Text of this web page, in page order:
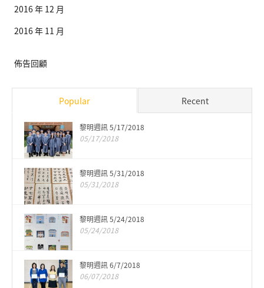
2016 年 12 月
2016 年 11 月
佈告回顧
Popular Recent
黎明週訊 5/17/2018
05/17/2018
黎明週訊 5/31/2018
05/31/2018
黎明週訊 5/24/2018
05/24/2018
黎明週訊 6/7/2018
06/07/2018